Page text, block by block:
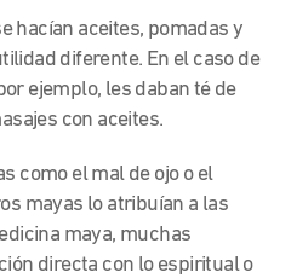
hacían aceites, pomadas y
diferente. En el caso de
ejemplo, les daban té de
con aceites.
como el mal de ojo o el
mayas lo atribuían a las
maya, muchas
directa con lo espiritual o